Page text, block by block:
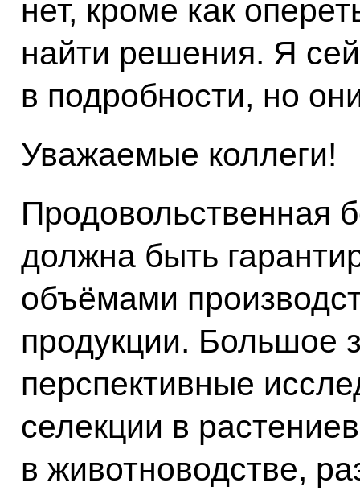
нет, кроме как
найти решения. Я
в подробности, но
Уважаемые коллеги!
Продовольственная
должна быть
объёмами
продукции. Большое
перспективные
селекции в
в животноводстве,